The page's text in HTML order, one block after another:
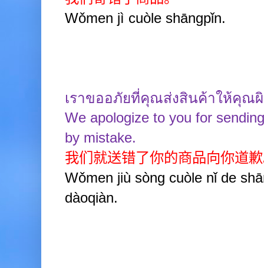
Wǒmen jì cuòle shāngpǐn.
เราขออภัยที่คุณส่งสินค้าให้คุณ
We apologize to you for
by mistake.
我们就送错了你的商品向你道
Wǒmen jiù sòng cuòle nǐ de
dàoqiàn.